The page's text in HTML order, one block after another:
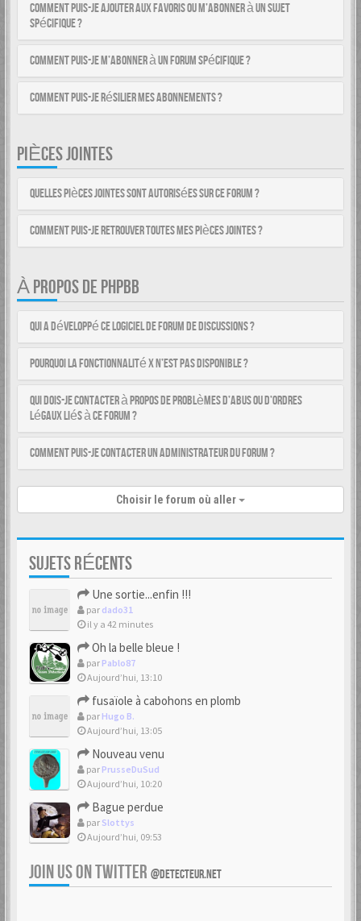
Comment puis-je ajouter aux favoris ou m’abonner à un sujet
spécifique ?
Comment puis-je m’abonner à un forum spécifique ?
Comment puis-je résilier mes abonnements ?
PIÈCES JOINTES
Quelles pièces jointes sont autorisées sur ce forum ?
Comment puis-je retrouver toutes mes pièces jointes ?
À PROPOS DE PHPBB
Qui a développé ce logiciel de forum de discussions ?
Pourquoi la fonctionnalité X n’est pas disponible ?
Qui dois-je contacter à propos de problèmes d’abus ou d’ordres
légaux liés à ce forum ?
Comment puis-je contacter un administrateur du forum ?
Choisir le forum où aller
SUJETS RÉCENTS
Une sortie...enfin !!!
par dado31
il y a 42 minutes
Oh la belle bleue !
par Pablo87
Aujourd’hui, 13:10
fusaïole à cabohons en plomb
par Hugo B.
Aujourd’hui, 13:05
Nouveau venu
par PrusseDuSud
Aujourd’hui, 10:20
Bague perdue
par Slottys
Aujourd’hui, 09:53
JOIN US ON TWITTER @DETECTEUR.NET